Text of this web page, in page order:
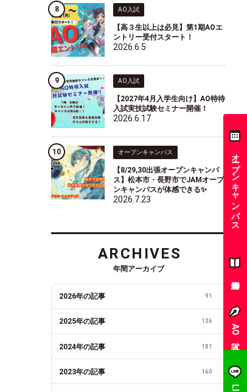
AO入試
【高３生以上は必見】第1期AOエ
ントリー受付スタート！
2026.6.5
AO入試
【2027年4月入学生向け】AO特待
入試実技試験セミナー開催！
2026.6.17
オープンキャンパス
【8/29,30出張オープンキャンパ
ス】松本市・長野市でJAMオープ
ンキャンパスが体感できる✨
2026.7.23
ARCHIVES
年間アーカイブ
2026年の記事 91
2025年の記事 136
2024年の記事 181
2023年の記事 160
オープンキャンパス
AO入試